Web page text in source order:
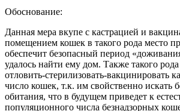
Обоснование:
Данная мера вкупе с кастрацией и
помещением кошек в такого рода место
обеспечит безопасный период
удалось найти ему дом. Также такого
отловить-стерилизовать-вакцинировать
число кошек, т.к. им свойственно искать
обитания, что в будущем приведет к
популяционного числа безнадзорных